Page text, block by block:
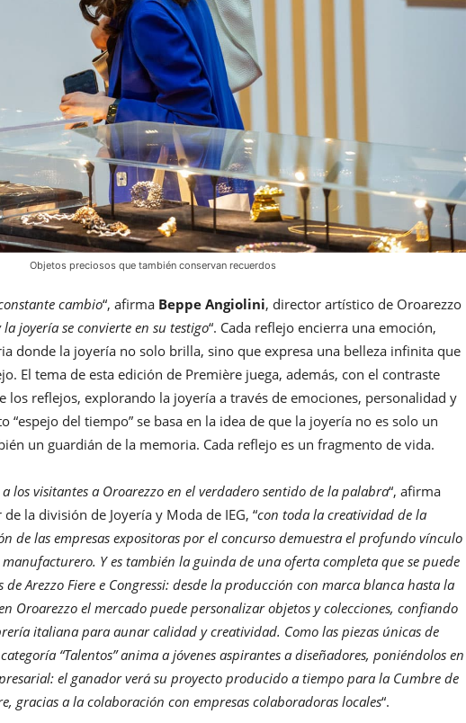
Objetos preciosos que también conservan recuerdos
cambio“, afirma Beppe Angiolini, director artístico de Oroarezzo
la joyería se convierte en su testigo“. Cada reflejo encierra una emoción,
donde la joyería no solo brilla, sino que expresa una belleza infinita que
El tema de esta edición de Première juega, además, con el contraste
los reflejos, explorando la joyería a través de emociones, personalidad y
“espejo del tiempo” se basa en la idea de que la joyería no es solo un
un guardián de la memoria. Cada reflejo es un fragmento de vida.
los visitantes a Oroarezzo en el verdadero sentido de la palabra“, afirma
la división de Joyería y Moda de IEG, “con toda la creatividad de la
de las empresas expositoras por el concurso demuestra el profundo vínculo
Y es también la guinda de una oferta completa que se puede
Arezzo Fiere e Congressi: desde la producción con marca blanca hasta la
Oroarezzo el mercado puede personalizar objetos y colecciones, confiando
italiana para aunar calidad y creatividad. Como las piezas únicas de
“Talentos” anima a jóvenes aspirantes a diseñadores, poniéndolos en
el ganador verá su proyecto producido a tiempo para la Cumbre de
gracias a la colaboración con empresas colaboradoras locales“.